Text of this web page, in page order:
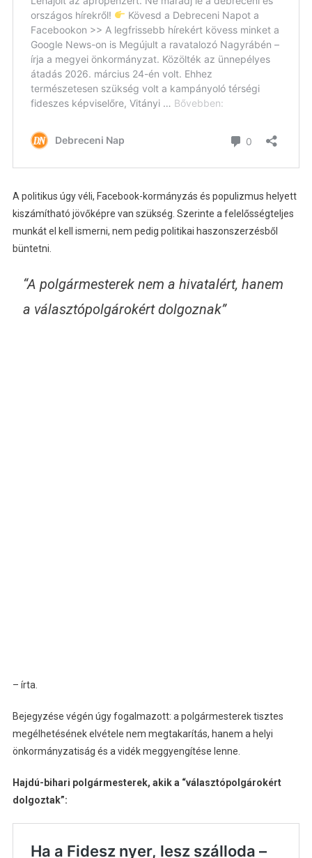
A politikus úgy véli, Facebook-kormányzás és populizmus helyett
kiszámítható jövőképre van szükség. Szerinte a felelősségteljes
munkát el kell ismerni, nem pedig politikai haszonszerzésből
büntetni.
“A polgármesterek nem a hivatalért, hanem
a választópolgárokért dolgoznak”
– írta.
Bejegyzése végén úgy fogalmazott: a polgármesterek tisztes
megélhetésének elvétele nem megtakarítás, hanem a helyi
önkormányzatiság és a vidék meggyengítése lenne.
Hajdú-bihari polgármesterek, akik a “választópolgárokért
dolgoztak”: